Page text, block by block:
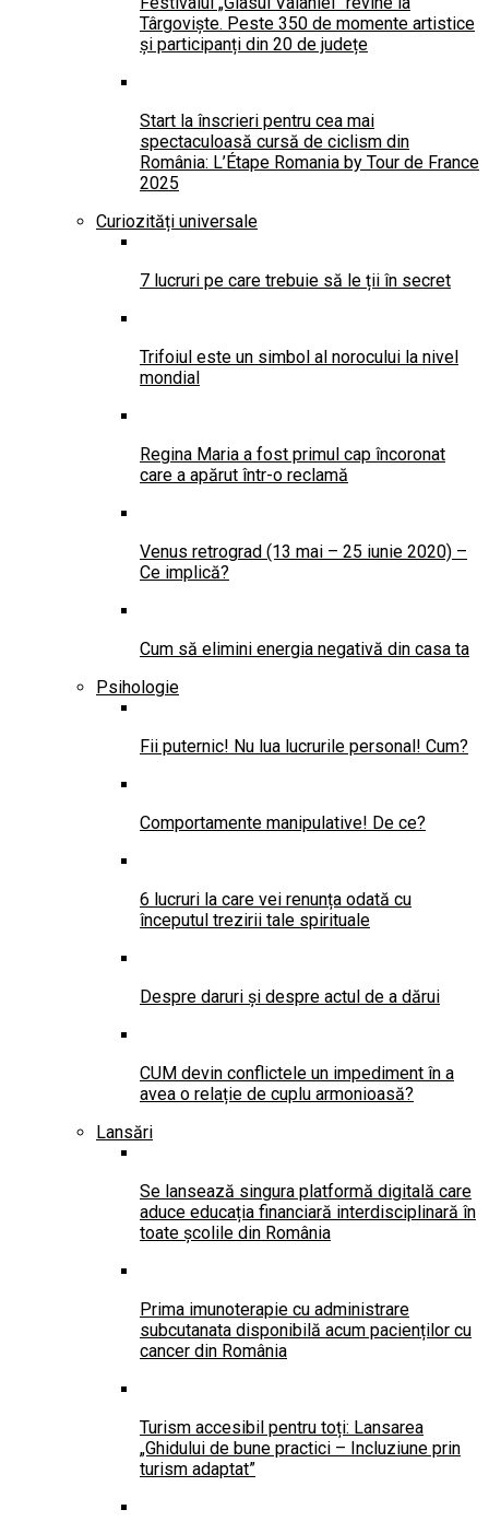
Târgoviște. Peste 350 de momente artistice
și participanți din 20 de județe
Start la înscrieri pentru cea mai
spectaculoasă cursă de ciclism din
România: L’Étape Romania by Tour de France
2025
Curiozități universale
7 lucruri pe care trebuie să le ții în secret
Trifoiul este un simbol al norocului la nivel
mondial
Regina Maria a fost primul cap încoronat
care a apărut într-o reclamă
Venus retrograd (13 mai – 25 iunie 2020) –
Ce implică?
Cum să elimini energia negativă din casa ta
Psihologie
Fii puternic! Nu lua lucrurile personal! Cum?
Comportamente manipulative! De ce?
6 lucruri la care vei renunța odată cu
începutul trezirii tale spirituale
Despre daruri și despre actul de a dărui
CUM devin conflictele un impediment în a
avea o relație de cuplu armonioasă?
Lansări
Se lansează singura platformă digitală care
aduce educația financiară interdisciplinară în
toate școlile din România
Prima imunoterapie cu administrare
subcutanata disponibilă acum pacienților cu
cancer din România
Turism accesibil pentru toți: Lansarea
„Ghidului de bune practici – Incluziune prin
turism adaptat”